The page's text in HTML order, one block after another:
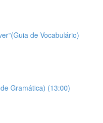
de Vocabulário)
Gramática) (13:00)